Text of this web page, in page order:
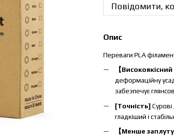
Повідомити,
Опис
Переваги PLA
【
деформаційну
забезпечує
[Точність]
гладкіший і
【Менше